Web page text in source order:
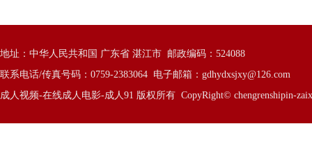
地址：中华人民共和国 广东省 湛江市 邮政编码：524088
联系电话/传真号码：0759-2383064 电子邮箱： gdhydxsjxy@126.com
成人视频-在线成人电影-成人91 版权所有 CopyRight© chengrenshipin-